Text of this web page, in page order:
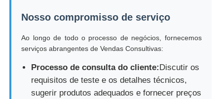
Nosso compromisso de serviço
Ao longo de todo o processo de negócios, fornecemos
serviços abrangentes de Vendas Consultivas:
Processo de consulta do cliente:Discutir os
requisitos de teste e os detalhes técnicos,
sugerir produtos adequados e fornecer preços